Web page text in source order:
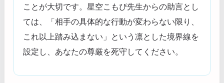
ことが大切です。星空こもぴ先生からの助言とし
ては、「相手の具体的な行動が変わらない限り、
これ以上踏み込まない」という凛とした境界線を
設定し、あなたの尊厳を死守してください。